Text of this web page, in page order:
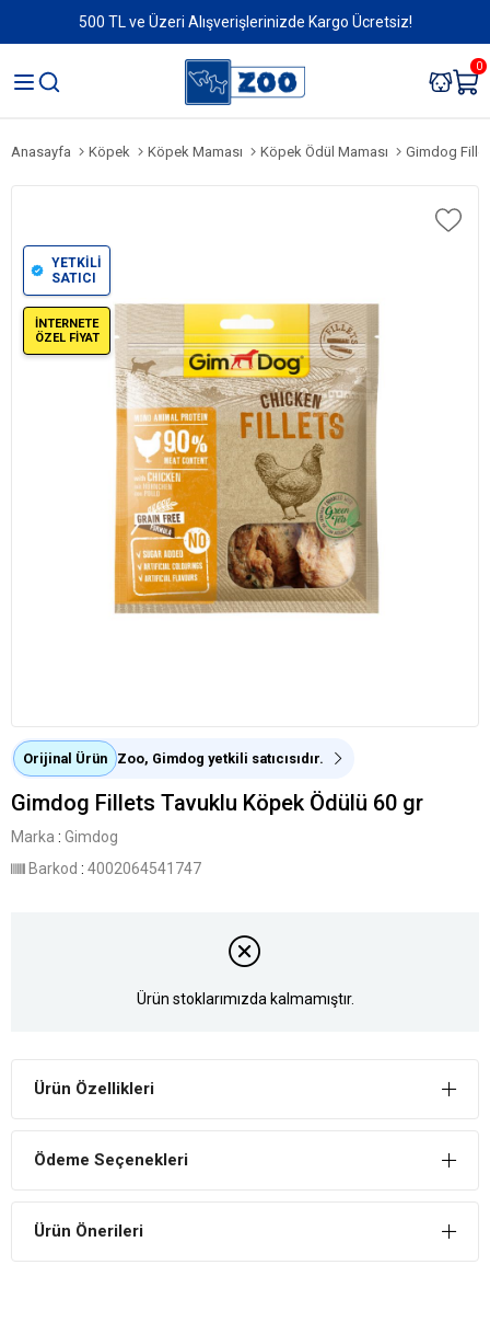
500 TL ve Üzeri Alışverişlerinizde Kargo Ücretsiz!
0
Anasayfa Köpek Köpek Maması Köpek Ödül Maması Gimdog
YETKİLİ
SATICI
İNTERNETE
ÖZEL FİYAT
Orijinal Ürün Zoo, Gimdog yetkili satıcısıdır.
Gimdog Fillets Tavuklu Köpek Ödülü 60 gr
Marka : Gimdog
Barkod : 4002064541747
Ürün stoklarımızda kalmamıştır.
Ürün Özellikleri
Ödeme Seçenekleri
Ürün Önerileri